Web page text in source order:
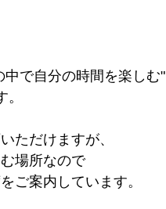
中で自分の時間を楽しむ"
ただけますが、
場所なので
ご案内しています。